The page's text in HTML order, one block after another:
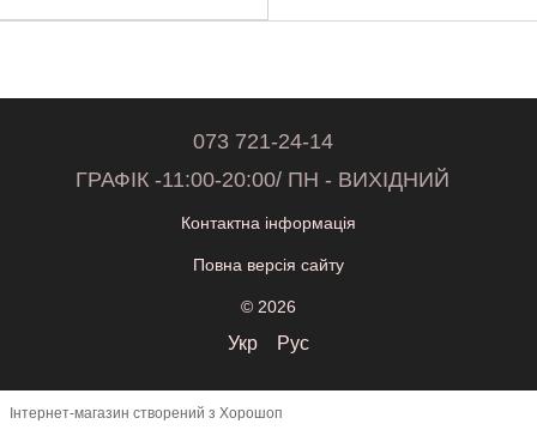
073 721-24-14
ГРАФІК -11:00-20:00/ ПН - ВИХІДНИЙ
Контактна інформація
Повна версія сайту
© 2026
Укр Рус
Інтернет-магазин створений з Хорошоп